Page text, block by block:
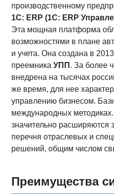
производственному
1С: ERP (1С: ERP
Эта мощная платформа
возможностями в плане
и учета. Она создана в
преемника УПП . За более
внедрена на тысячах
же время, для нее
управлению бизнесом.
международных
значительно расширяются
перечня отраслевых и
решений, общим числом
Преимущества